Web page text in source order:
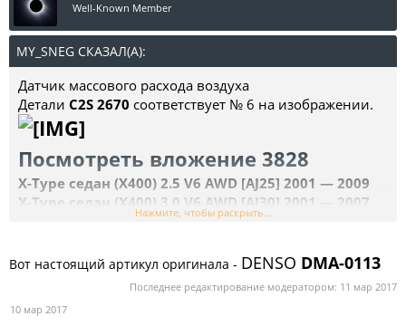
Well-Known Member
MY_SNEG СКАЗАЛ(А):
Датчик массового расхода воздуха
Детали C2S 2670 соответствует № 6 на изображении.
Посмотреть вложение 3828
X-Type седан (X400) 2.5 V6 AWD [AJ25] 2001 ― 2009
X-Type седан (X400) 3.0 V6 AWD [AJ30] 2001 ― 2007
X-Type седан (X400) 2.0 V6 [AJ20] 2001 ― 2009
X-Type универсал (X400) 2.5 V6 AWD [AJ25] 2004 ―
X-Type универсал (X400) 3.0 V6 AWD [AJ30] 2004 ―
2009
Нажмите, чтобы раскрыть...
Вот настоящий артикул оригинала - DENSO DMA-0113
Последнее редактирование модератором: 11 мар 2017
10 мар 2017